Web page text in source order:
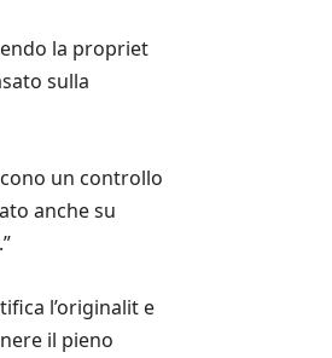
la propriet
sulla
un controllo
anche su
l’originalit e
il pieno